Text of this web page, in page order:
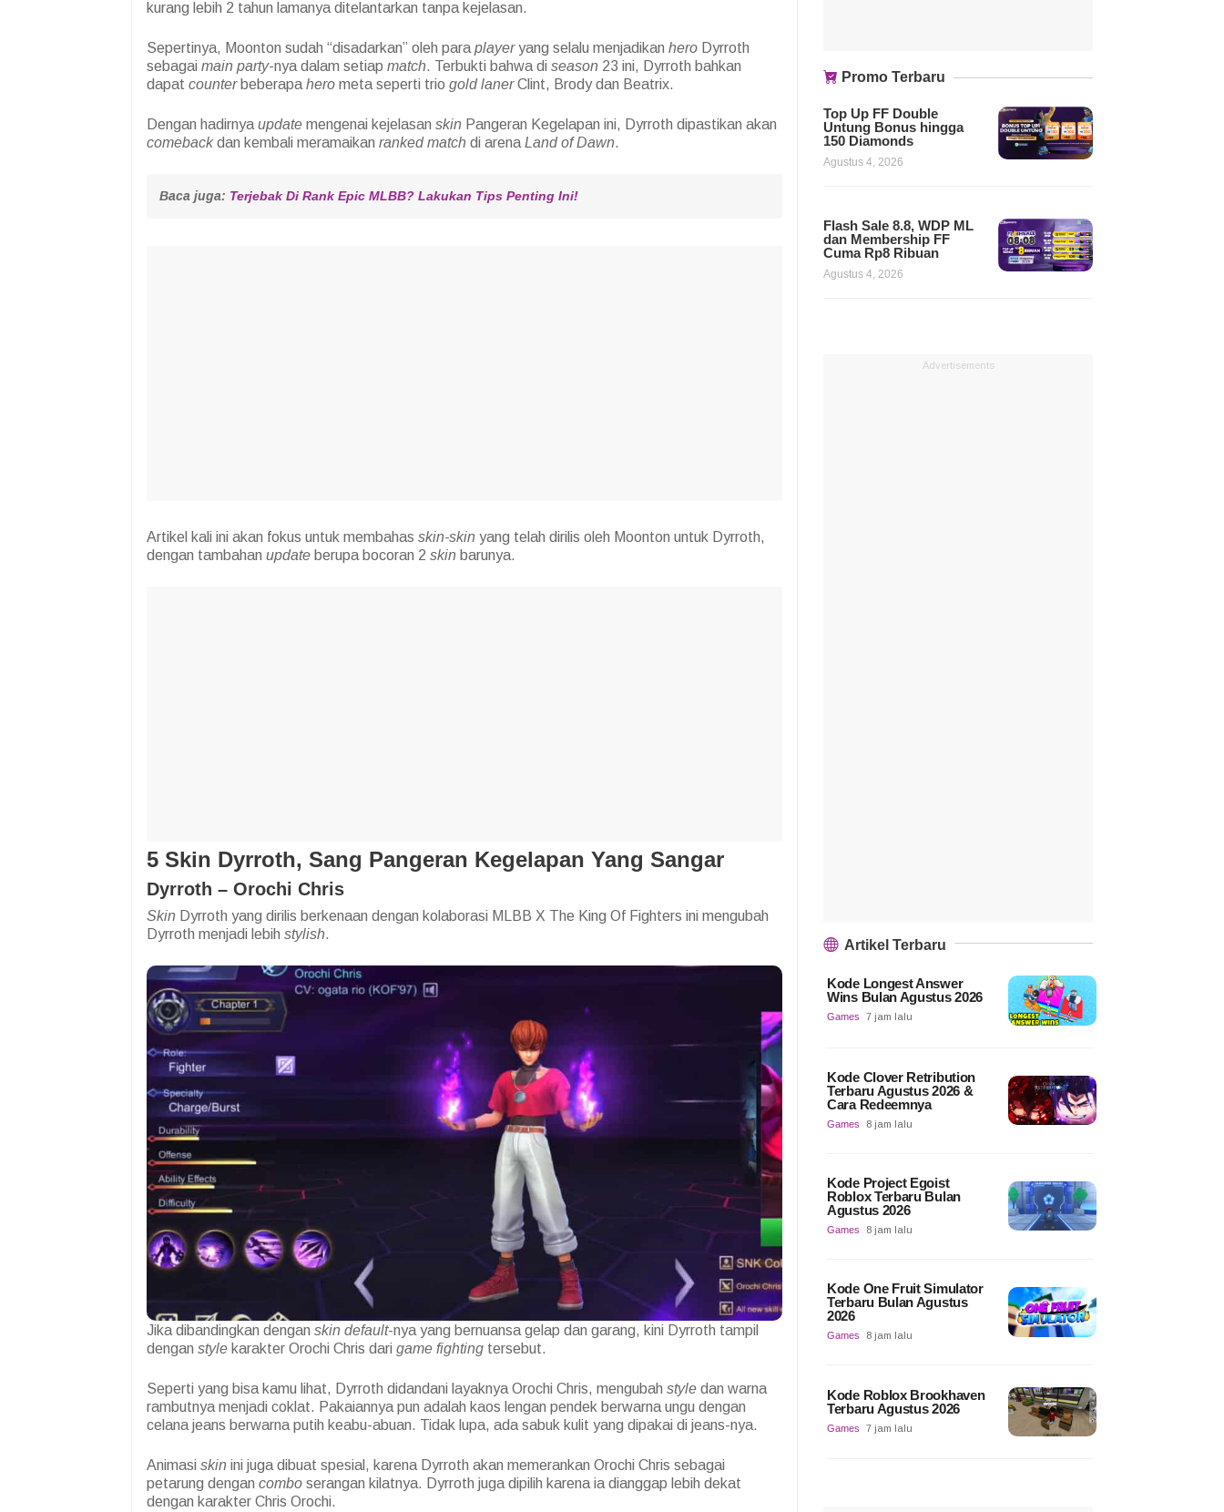
kurang lebih 2 tahun lamanya ditelantarkan tanpa kejelasan.
Sepertinya, Moonton sudah “disadarkan” oleh para playeryang selalu menjadikan hero Dyrroth
sebagai main party-nya dalam setiap match. Terbukti bahwa di season 23 ini, Dyrroth bahkan
dapat counterbeberapa hero meta seperti trio gold lanerClint, Brody dan Beatrix.
Dengan hadirnya update mengenai kejelasan skin Pangeran Kegelapan ini, Dyrroth dipastikan akan
comebackdan kembali meramaikan ranked match di arena Land of Dawn.
Baca juga: Terjebak Di Rank Epic MLBB? Lakukan Tips Penting Ini!
Artikel kali ini akan fokus untuk membahas skin-skin yang telah dirilis oleh Moonton untuk Dyrroth,
dengan tambahan update berupa bocoran 2 skin barunya.
5 Skin Dyrroth, Sang Pangeran Kegelapan Yang Sangar
Dyrroth – Orochi Chris
Skin Dyrroth yang dirilis berkenaan dengan kolaborasi MLBB X The King Of Fighters ini mengubah
Dyrroth menjadi lebih stylish.
Jika dibandingkan dengan skin default-nya yang bernuansa gelap dan garang, kini Dyrroth tampil
dengan style karakter Orochi Chris dari game fighting tersebut.
Seperti yang bisa kamu lihat, Dyrroth didandani layaknya Orochi Chris, mengubah style dan warna
rambutnya menjadi coklat. Pakaiannya pun adalah kaos lengan pendek berwarna ungu dengan
celana jeans berwarna putih keabu-abuan. Tidak lupa, ada sabuk kulit yang dipakai di jeans-nya.
Animasi skin ini juga dibuat spesial, karena Dyrroth akan memerankan Orochi Chris sebagai
petarung dengan combo serangan kilatnya. Dyrroth juga dipilih karena ia dianggap lebih dekat
dengan karakter Chris Orochi.
Promo Terbaru
Top Up FF Double
Untung Bonus hingga
150 Diamonds
Agustus 4, 2026
Flash Sale 8.8, WDP ML
dan Membership FF
Cuma Rp8 Ribuan
Agustus 4, 2026
Advertisements
Artikel Terbaru
Kode Longest Answer
Wins Bulan Agustus 2026
Games 7 jam lalu
Kode Clover Retribution
Terbaru Agustus 2026 &
Cara Redeemnya
Games 8 jam lalu
Kode Project Egoist
Roblox Terbaru Bulan
Agustus 2026
Games 8 jam lalu
Kode One Fruit Simulator
Terbaru Bulan Agustus
2026
Games 8 jam lalu
Kode Roblox Brookhaven
Terbaru Agustus 2026
Games 7 jam lalu